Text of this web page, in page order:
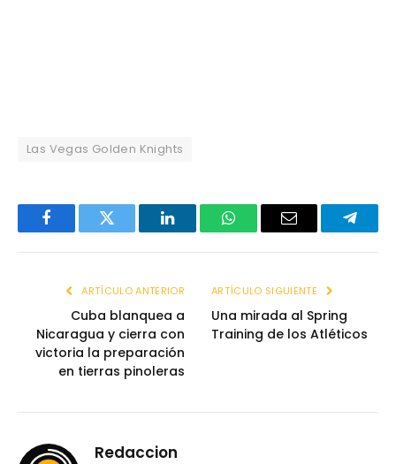
Las Vegas Golden Knights
FacebookTwitter LinkedInWhatsAppEmail
ARTÍCULO ANTERIOR
Cuba blanquea a
Nicaragua y cierra con
victoria la preparación
en tierras pinoleras
ARTÍCULO SIGUIENTE
Una mirada al Spring
Training de los Atléticos
Redaccion